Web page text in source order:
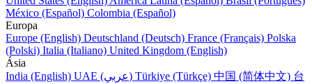
México (Español) Colombia (Español)
Europa
Europe (English) Deutschland (Deutsch) France (Français) Polska
(Polski) Italia (Italiano) United Kingdom (English)
Ásia
India (English)
UAE (عربي) Türkiye (Türkçe) 中国 (简体中文) 台